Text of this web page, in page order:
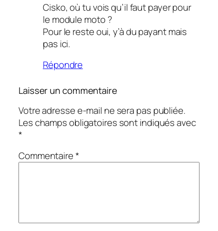
Cisko, où tu vois qu’il faut payer pour
le module moto ?
Pour le reste oui, y’à du payant mais
pas ici.
Répondre
Laisser un commentaire
Votre adresse e-mail ne sera pas publiée.
Les champs obligatoires sont indiqués avec
*
Commentaire*